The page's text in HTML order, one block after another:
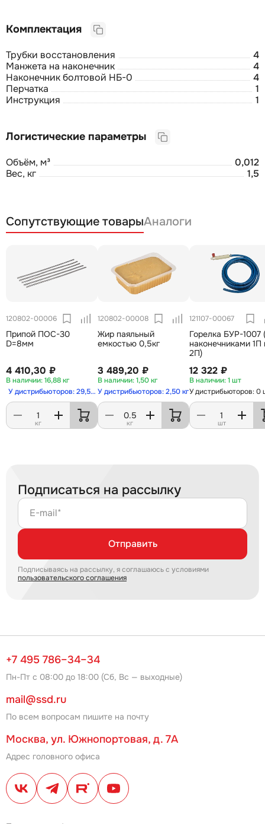
Комплектация
Трубки восстановления
4
Манжета на наконечник
4
Наконечник болтовой НБ-0
4
Перчатка
1
Инструкция
1
Логистические параметры
Объём, м³
0,012
Вес, кг
1,5
Сопутствующие товарыАналоги
120802-00006
Припой ПОС-30
D=8мм
4 410,30 ₽
16,88 кг
У дистрибьюторов: 29,50 кг
кг
120802-00008
Жир паяльный
емкостью 0,5кг
3 489,20 ₽
1,50 кг
У дистрибьюторов: 2,50 кг
кг
121107-00067
Горелка БУР-1007
наконечниками 1П
2П)
12 322 ₽
1 шт
У дистрибьюторов: 0
шт
Подписаться на рассылку
E-mail*
Отправить
Подписываясь на рассылку, я соглашаюсь с условиями
пользовательского соглашения
+7 495 786–34–34
Пн-Пт с 08:00 до 18:00 (Сб, Вс — выходные)
mail@ssd.ru
По всем вопросам пишите на почту
Москва, ул. Южнопортовая, д. 7А
Адрес головного офиса